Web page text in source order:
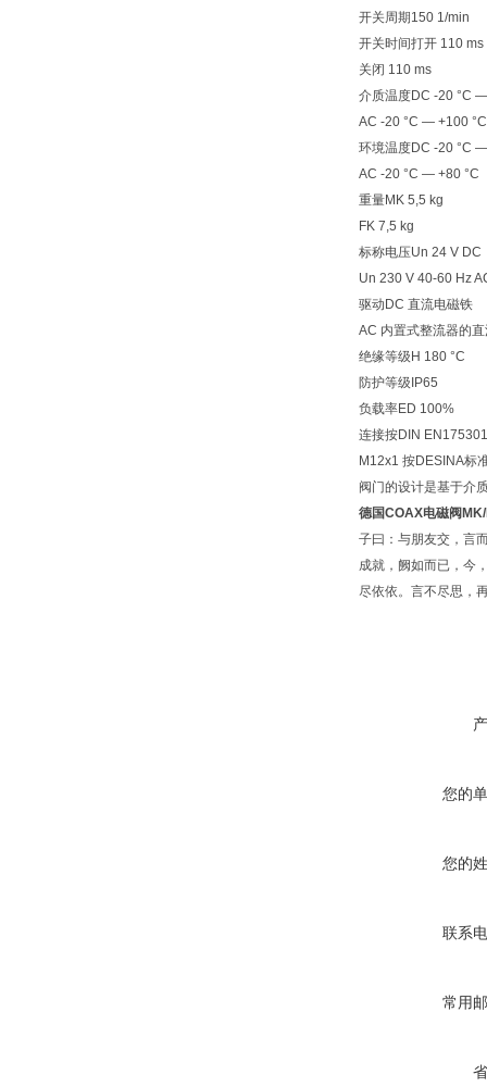
开关周期150 1/min
开关时间打开 110 ms
关闭 110 ms
介质温度DC -20 °C
AC -20 °C — +100 °C
环境温度DC -20 °C
AC -20 °C — +80 °C
重量MK 5,5 kg
FK 7,5 kg
标称电压Un 24 V DC
Un 230 V 40-60 Hz
驱动DC 直流电磁铁
AC 内置式整流器的
绝缘等级H 180 °C
防护等级IP65
负载率ED 100%
连接按DIN
M12x1 按DESINA标
阀门的设计是基于介
德国COAX电磁阀
子曰：与朋友交，言
成就，阙如而已，今
尽依依。言不尽思，
您的
您的
联系
常用